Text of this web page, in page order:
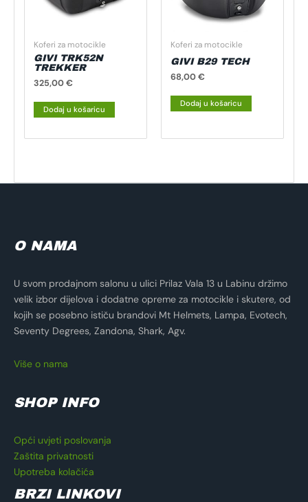
Koferi za motocikle
GIVI TRK52N
TREKKER
325,00€
Dodaj u košaricu
Koferi za motocikle
GIVI B29 TECH
68,00€
Dodaj u košaricu
O NAMA
U svom prodajnom salonu u ulici Prilaz Vala 13 u Labinu držimo
velik izbor dijelova i dodatne opreme za motocikle i skutere, od
kojih se posebno ističu brandovi Mt Helmets, Lampa, Evotech,
Seventy Degrees, Zandona, Shark, Agv.
Više o nama
SHOP INFO
Opći uvjeti poslovanja
Zaštita privatnosti
Upotreba kolačića
BRZI LINKOVI